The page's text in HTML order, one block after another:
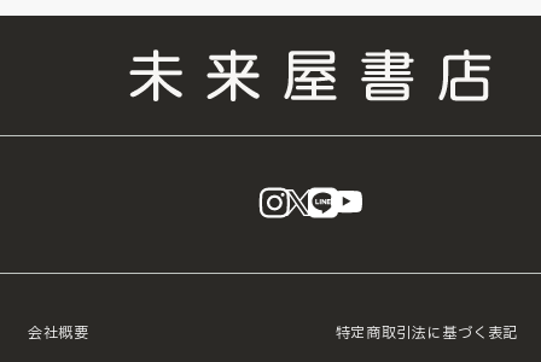
instagram
X LINE
会社概要 特定商取引法に基づく表記